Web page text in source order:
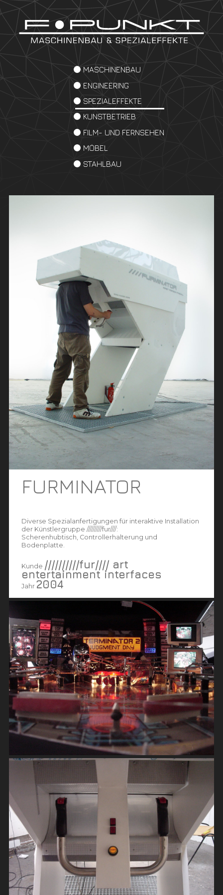
MASCHINENBAU
ENGINEERING
SPEZIALEFFEKTE
KUNSTBETRIEB
FILM- UND FERNSEHEN
MÖBEL
STAHLBAU
FURMINATOR
Diverse Spezialanfertigungen für interaktive Installation
der Künstlergruppe //////////fur////:
Scherenhubtisch, Controllerhalterung und
Bodenplatte.
Kunde //////////fur//// art
entertainment interfaces
Jahr 2004